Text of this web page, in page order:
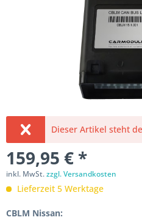
Dieser Artikel steht
159,95 € *
inkl. MwSt.zzgl. Versandkosten
Lieferzeit 5 Werktage
CBLM Nissan: